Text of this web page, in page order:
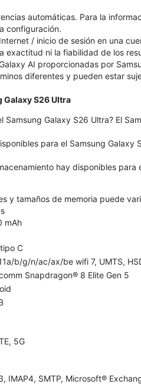
automáticas. Para la
configuración.
/ inicio de sesión en una
exactitud ni la fiabilidad de los
AI proporcionadas por
diferentes y pueden estar
Galaxy S26 Ultra
Samsung Galaxy S26 Ultra? El
para el Samsung
hay disponibles
y tamaños de memoria puede
mAh
C
b/g/n/ac/ax/be wifi 7, UMTS,
Snapdragon® 8 Elite Gen 5
5G
IMAP4, SMTP, Microsoft®